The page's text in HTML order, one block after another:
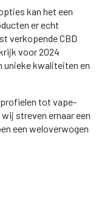
kan het een
er echt
verkopende CBD
voor 2024
unieke kwaliteiten en
tot vape-
streven ernaar een
een weloverwogen